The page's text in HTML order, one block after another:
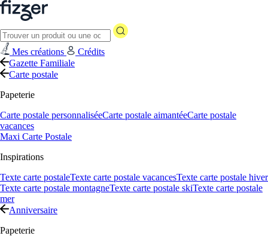
Mes créations
Crédits
Gazette Familiale
Carte postale
Papeterie
Carte postale personnaliséeCarte postale aimantéeCarte postale
vacances
Maxi Carte Postale
Inspirations
Texte carte postaleTexte carte postale vacancesTexte carte postale hiver
Texte carte postale montagneTexte carte postale skiTexte carte postale
mer
Anniversaire
Papeterie